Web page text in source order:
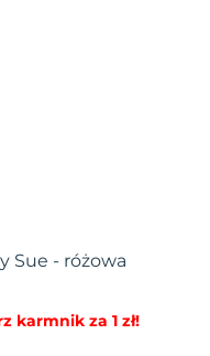
Sue - różowa
karmnik za 1 zł!